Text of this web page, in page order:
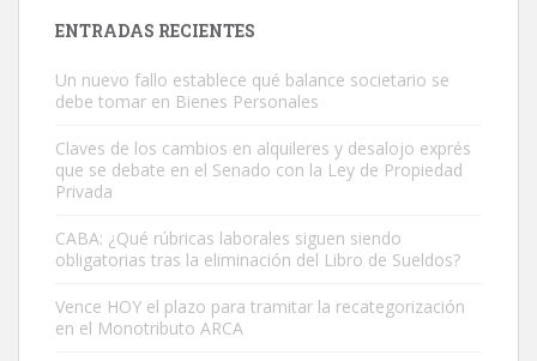
ENTRADAS RECIENTES
Un nuevo fallo establece qué balance societario se
debe tomar en Bienes Personales
Claves de los cambios en alquileres y desalojo exprés
que se debate en el Senado con la Ley de Propiedad
Privada
CABA: ¿Qué rúbricas laborales siguen siendo
obligatorias tras la eliminación del Libro de Sueldos?
Vence HOY el plazo para tramitar la recategorización
en el Monotributo ARCA